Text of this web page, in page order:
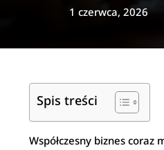
1 czerwca, 2026
Spis treści
Współczesny biznes coraz